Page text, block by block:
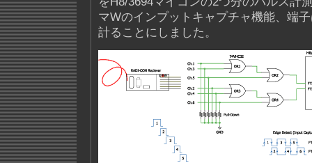
マWのインプットキャプチャ機能、端
計ることにしました。